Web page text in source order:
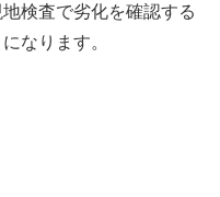
検査で劣化を確認する
なります。